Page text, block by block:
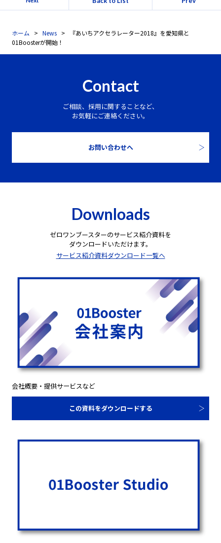
ホーム News
『あいちアクセラレーター2018』を愛知県と
01Boosterが開始！
Contact
ご相談、採用に関することなど、
お気軽にご連絡ください。
お問い合わせへ
Downloads
ゼロワンブースターのサービス紹介資料を
ダウンロードいただけます。
サービス紹介資料ダウンロード一覧へ
会社概要・提供サービスなど
この資料をダウンロードする